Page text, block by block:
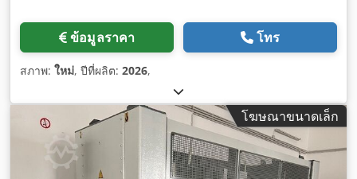
ข้อมูลราคา โทร
สภาพ: ใหม่, ปีที่ผลิต: 2026,
โฆษณาขนาดเล็ก